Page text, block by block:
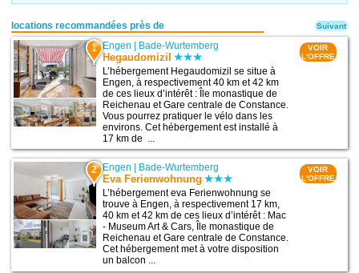
locations recommandées près de
1 Engen | Bade-Wurtemberg
Hegaudomizil
L’hébergement Hegaudomizil se situe à
Engen, à respectivement 40 km et 42 km
de ces lieux d’intérêt : Île monastique de
Reichenau et Gare centrale de Constance.
Vous pourrez pratiquer le vélo dans les
environs. Cet hébergement est installé à
17 km de ...
VOIR
L'OFFRE
2 Engen Bade-Wurtemberg
Eva Ferienwohnung
L’hébergement eva Ferienwohnung se
trouve à Engen, à respectivement 17 km,
40 km et 42 km de ces lieux d’intérêt : Mac
- Museum Art & Cars, Île monastique de
Reichenau et Gare centrale de Constance.
Cet hébergement met à votre disposition
un balcon ...
VOIR
L'OFFRE
Suivant